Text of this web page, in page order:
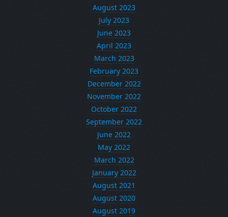
August 2023
July 2023
June 2023
April 2023
March 2023
February 2023
December 2022
November 2022
October 2022
September 2022
June 2022
May 2022
March 2022
January 2022
August 2021
August 2020
August 2019